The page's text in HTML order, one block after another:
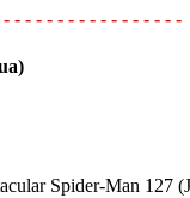
- - - - - - - - - - - - - - - -
Spider-Man 127